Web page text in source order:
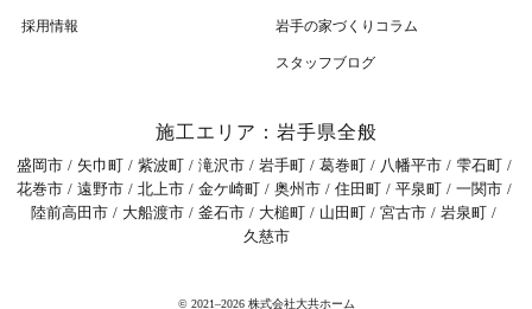
採用情報 岩⼿の家づくりコラム
スタッフブログ
施工エリア：岩手県全般
盛岡市 矢巾町 紫波町 滝沢市 岩手町 葛巻町 八幡平市
雫石町
花巻市
遠野市 北上市 金ケ崎町 奥州市 住田町 平泉町
一関市
陸前高田市
大船渡市 釜石市 大槌町 山田町 宮古市
岩泉町
久慈市
© 2021–2026 株式会社大共ホーム